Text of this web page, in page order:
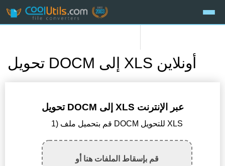
تحويل DOCM إلى XLS أونلاين
تحويل DOCM إلى XLS عبر الإنترنت
1) قم بتحميل ملف DOCM للتحويل XLS
قم بإسقاط الملفات هنا أو